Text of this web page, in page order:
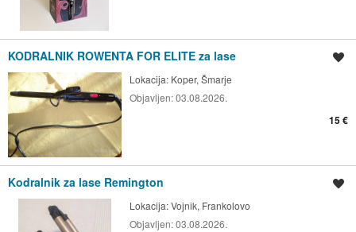
KODRALNIK ROWENTA FOR ELITE za lase
Lokacija: Koper, Šmarje
Objavljen:03.08.2026.
15 €
Kodralnik za lase Remington
Lokacija:Vojnik, Frankolovo
Objavljen:03.08.2026.